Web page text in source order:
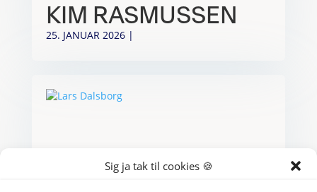
Sig ja tak til cookies 🍪
KIM RASMUSSEN
25. JANUAR 2026|
LARS DALSBORG